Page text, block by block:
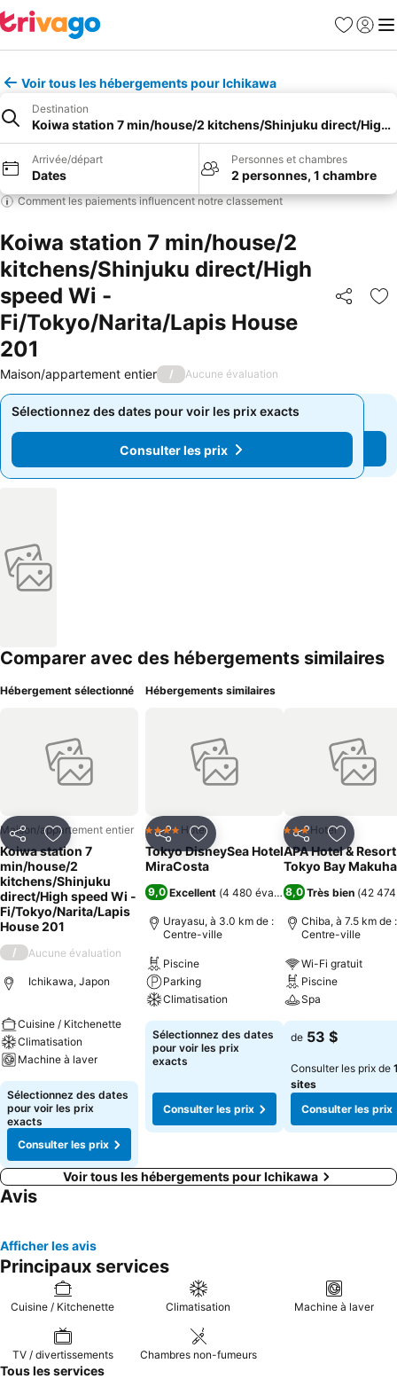
Favoris
Se
Voir tous les hébergements pour Ichikawa
Destination
Koiwa station 7 min/house/2 kitchens/Shinjuku direct/High
Arrivée/départ
Dates
Personnes et chambres
2 personnes, 1 chambre
Comment les paiements influencent notre classement
Koiwa station 7 min/house/2
kitchens/Shinjuku direct/High
speed Wi -
Fi/Tokyo/Narita/Lapis House
201
Partager
Maison/appartement entier / Aucune évaluation
Sélectionnez des dates pour voir les prix exacts
Consulter les prix
Sélectionnez des dates pour voir les prix exacts
Consulter les prix
Comparer avec des hébergements similaires
Hébergement sélectionné
PartagerAjouter à mes favoris
Maison/appartement entier
Koiwa station 7
min/house/2
kitchens/Shinjuku
direct/High speed Wi -
Fi/Tokyo/Narita/Lapis
House 201
/ Aucune évaluation
Ichikawa, Japon
Cuisine / Kitchenette
Climatisation
Machine à laver
Sélectionnez des dates
pour voir les prix
exacts
Consulter les prix
Hébergements similaires
PartagerAjouter à mes favoris
4 ÉtoilesHotel
Tokyo DisneySea Hotel
MiraCosta
9,0 Excellent (4 480 évaluations)
Urayasu, à 3.0 km de :
Centre-ville
Piscine
Parking
Climatisation
Sélectionnez des dates
pour voir les prix
exacts
Consulter les prix
PartagerAjouter
3 ÉtoilesHotel
APA Hotel & Resort
Tokyo Bay
8,0 Très bien (42
Chiba, à 7.5 km de :
Centre-ville
Wi-Fi gratuit
Piscine
Spa
de 53 $
Consulter les prix de
sites
Consulter les prix
Voir tous les hébergements pour Ichikawa
Avis
Afficher les avis
Principaux services
Cuisine / Kitchenette Climatisation Machine à laver
TV / divertissements Chambres non-fumeurs
Tous les services